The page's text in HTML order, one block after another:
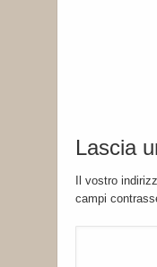
Lascia
Il vostro
campi